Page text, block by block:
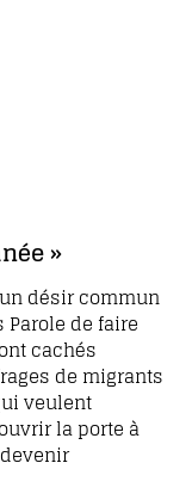
»
désir commun
Parole de faire
cachés
de migrants
veulent
la porte à